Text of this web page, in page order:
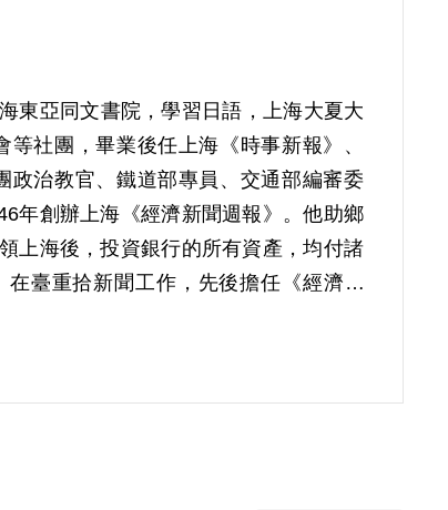
東亞同文書院，學習日語，上海大夏大
社團，畢業後任上海《時事新報》、
政治教官、鐵道部專員、交通部編審委
年創辦上海《經濟新聞週報》。他助鄉
上海後，投資銀行的所有資產，均付諸
臺重拾新聞工作，先後擔任《經濟時
何應欽訪問日本。1953年擔任中日文
由中國》撰寫社論。
亂組織」罪名判處有期徒刑10年，褫
與檢舉人對質。但覆判法庭均置之不